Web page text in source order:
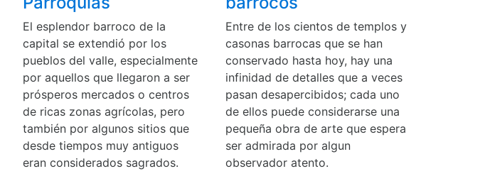
El esplendor barroco de la
capital se extendió por los
pueblos del valle, especialmente
por aquellos que llegaron a ser
prósperos mercados o centros
de ricas zonas agrícolas, pero
también por algunos sitios que
desde tiempos muy antiguos
eran considerados sagrados.
Entre de los cientos de templos y
casonas barrocas que se han
conservado hasta hoy, hay una
infinidad de detalles que a veces
pasan desapercibidos; cada uno
de ellos puede considerarse una
pequeña obra de arte que espera
ser admirada por algun
observador atento.